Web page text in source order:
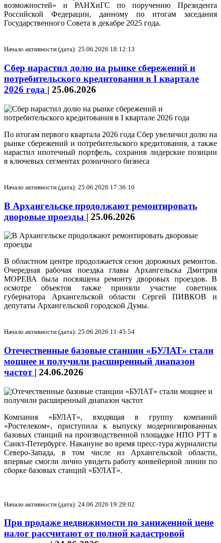
возможностей» и РАНХиГС по поручению Президента
Российской Федерации, данному по итогам заседания
Государственного Совета в декабре 2025 года.
Начало активности (дата): 25.06.2026 18:12:13
Сбер нарастил долю на рынке сбережений и
потребительского кредитования в I квартале
2026 года | 25.06.2026
По итогам первого квартала 2026 года Сбер увеличил долю на
рынке сбережений и потребительского кредитования, а также
нарастил ипотечный портфель, сохранив лидерские позиции
в ключевых сегментах розничного бизнеса
Начало активности (дата): 25.06.2026 17:36:10
В Архангельске продолжают ремонтировать
дворовые проезды | 25.06.2026
В областном центре продолжается сезон дорожных ремонтов.
Очередная рабочая поездка главы Архангельска Дмитрия
МОРЕВА была посвящена ремонту дворовых проездов. В
осмотре объектов также приняли участие советник
губернатора Архангельской области Сергей ПИВКОВ и
депутаты Архангельской городской Думы.
Начало активности (дата): 25.06.2026 11:45:54
Отечественные базовые станции «БУЛАТ» стали
мощнее и получили расширенный диапазон
частот | 24.06.2026
Компания «БУЛАТ», входящая в группу компаний
«Ростелеком», приступила к выпуску модернизированных
базовых станций на производственной площадке НПО РТТ в
Санкт‑Петербурге. Накануне во время пресс-тура журналисты
Северо‑Запада, в том числе из Архангельской области,
впервые смогли лично увидеть работу конвейерной линии по
сборке базовых станций «БУЛАТ».
Начало активности (дата): 24.06.2026 19:29:02
При продаже недвижимости по заниженной цене
налог рассчитают от полной кадастровой